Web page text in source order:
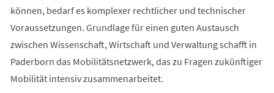
können, bedarf es komplexer rechtlicher und technischer
Voraussetzungen. Grundlage für einen guten Austausch
zwischen Wissenschaft, Wirtschaft und Verwaltung schafft in
Paderborn das Mobilitätsnetzwerk, das zu Fragen zukünftiger
Mobilität intensiv zusammenarbeitet.